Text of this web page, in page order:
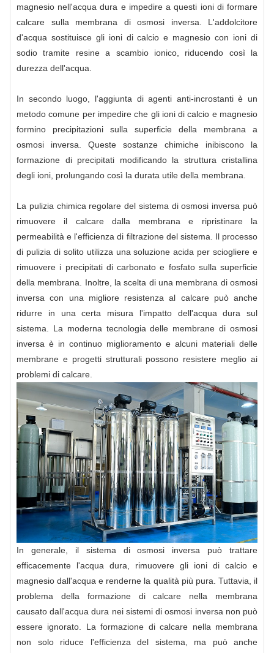
magnesio nell'acqua dura e impedire a questi ioni di formare
calcare sulla membrana di osmosi inversa. L'addolcitore
d'acqua sostituisce gli ioni di calcio e magnesio con ioni di
sodio tramite resine a scambio ionico, riducendo così la
durezza dell'acqua.
In secondo luogo, l'aggiunta di agenti anti-incrostanti è un
metodo comune per impedire che gli ioni di calcio e magnesio
formino precipitazioni sulla superficie della membrana a
osmosi inversa. Queste sostanze chimiche inibiscono la
formazione di precipitati modificando la struttura cristallina
degli ioni, prolungando così la durata utile della membrana.
La pulizia chimica regolare del sistema di osmosi inversa può
rimuovere il calcare dalla membrana e ripristinare la
permeabilità e l'efficienza di filtrazione del sistema. Il processo
di pulizia di solito utilizza una soluzione acida per sciogliere e
rimuovere i precipitati di carbonato e fosfato sulla superficie
della membrana. Inoltre, la scelta di una membrana di osmosi
inversa con una migliore resistenza al calcare può anche
ridurre in una certa misura l'impatto dell'acqua dura sul
sistema. La moderna tecnologia delle membrane di osmosi
inversa è in continuo miglioramento e alcuni materiali delle
membrane e progetti strutturali possono resistere meglio ai
problemi di calcare.
In generale, il sistema di osmosi inversa può trattare
efficacemente l'acqua dura, rimuovere gli ioni di calcio e
magnesio dall'acqua e renderne la qualità più pura. Tuttavia, il
problema della formazione di calcare nella membrana
causato dall'acqua dura nei sistemi di osmosi inversa non può
essere ignorato. La formazione di calcare nella membrana
non solo riduce l'efficienza del sistema, ma può anche